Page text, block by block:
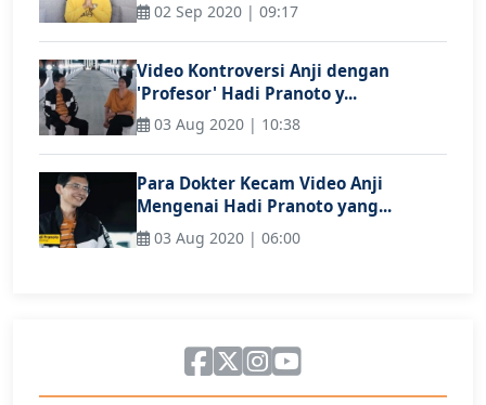
02 Sep 2020 | 09:17
Video Kontroversi Anji dengan
'Profesor' Hadi Pranoto y...
03 Aug 2020 | 10:38
Para Dokter Kecam Video Anji
Mengenai Hadi Pranoto yang...
03 Aug 2020 | 06:00